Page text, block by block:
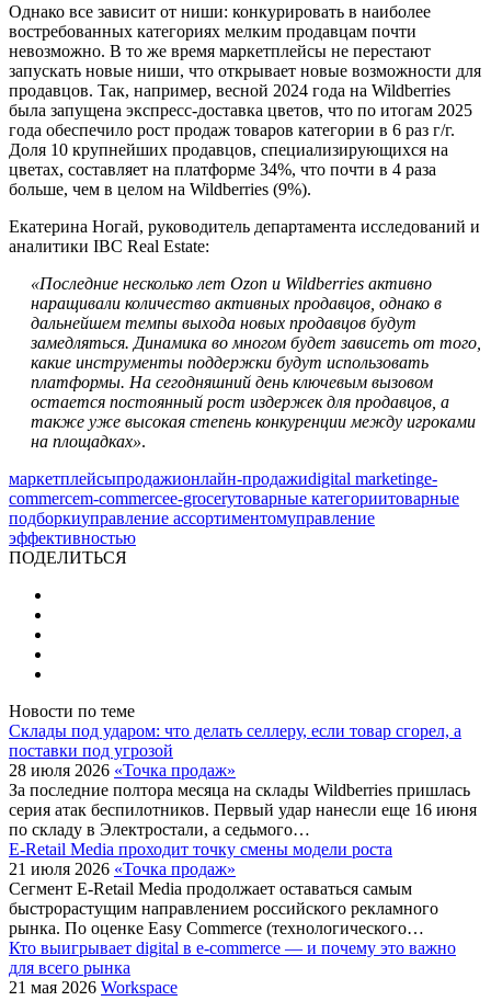
Однако все зависит от ниши: конкурировать в наиболее
востребованных категориях мелким продавцам почти
невозможно. В то же время маркетплейсы не перестают
запускать новые ниши, что открывает новые возможности для
продавцов. Так, например, весной 2024 года на Wildberries
была запущена экспресс-доставка цветов, что по итогам 2025
года обеспечило рост продаж товаров категории в 6 раз г/г.
Доля 10 крупнейших продавцов, специализирующихся на
цветах, составляет на платформе 34%, что почти в 4 раза
больше, чем в целом на Wildberries (9%).
Екатерина Ногай, руководитель департамента исследований и
аналитики IBC Real Estate:
«Последние несколько лет Ozon и Wildberries активно
наращивали количество активных продавцов, однако в
дальнейшем темпы выхода новых продавцов будут
замедляться. Динамика во многом будет зависеть от того,
какие инструменты поддержки будут использовать
платформы. На сегодняшний день ключевым вызовом
остается постоянный рост издержек для продавцов, а
также уже высокая степень конкуренции между игроками
на площадках».
маркетплейсыпродажионлайн-продажиdigital marketinge-
commercem-commercee-groceryтоварные категориитоварные
подборкиуправление ассортиментомуправление
эффективностью
ПОДЕЛИТЬСЯ
Новости по теме
Склады под ударом: что делать селлеру, если товар сгорел, а
поставки под угрозой
28 июля 2026 «Точка продаж»
За последние полтора месяца на склады Wildberries пришлась
серия атак беспилотников. Первый удар нанесли еще 16 июня
по складу в Электростали, а седьмого…
E-Retail Media проходит точку смены модели роста
21 июля 2026 «Точка продаж»
Сегмент E-Retail Media продолжает оставаться самым
быстрорастущим направлением российского рекламного
рынка. По оценке Easy Commerce (технологического…
Кто выигрывает digital в e-commerce — и почему это важно
для всего рынка
21 мая 2026 Workspace